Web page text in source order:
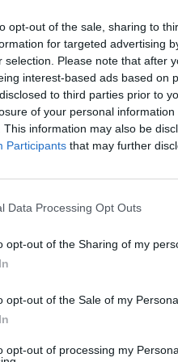
opt-out of the sale, sharing to
for targeted advertising
selection. Please note that after
interest-based ads based on
to third parties prior to
of your personal
This information may also be
Participants that may further
Data Processing Opt Outs
opt-out of the Sharing of my
opt-out of the Sale of my
opt-out of processing my
Visą parą
(I-VII)
16:00 - 20:00
(II-VI)
Vilnius
12:00-16:00 (VI)